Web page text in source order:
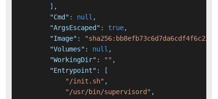
] ,
"Cmd" : null ,
"ArgsEscaped" : true,
"Image" :
"Volumes" : null ,
"WorkingDir" : "" ,
"Entrypoint" :
[
"/init.sh" ,
"/usr/bin/supervisord" ,